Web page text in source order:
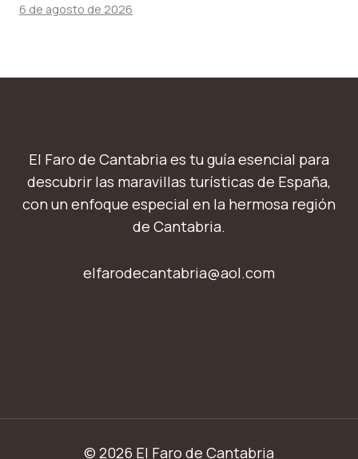
6 de agosto de 2026
El Faro de Cantabria es tu guía esencial para
descubrir las maravillas turísticas de España,
con un enfoque especial en la hermosa región
de Cantabria.
elfarodecantabria@aol.com
© 2026 El Faro de Cantabria